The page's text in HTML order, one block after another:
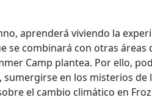
aprenderá viviendo la
se combinará con otras áreas
Camp plantea. Por ello,
en los misterios de
el cambio climático en